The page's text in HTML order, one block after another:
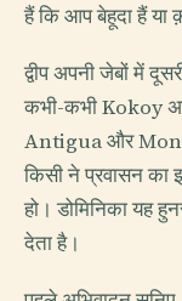
हैं कि आप बेहूदा हैं या
द्वीप अपनी जेबों में
कभी-कभी Kokoy
Antigua और
किसी ने प्रवासन का
हो। डोमिनिका यह
देता है।